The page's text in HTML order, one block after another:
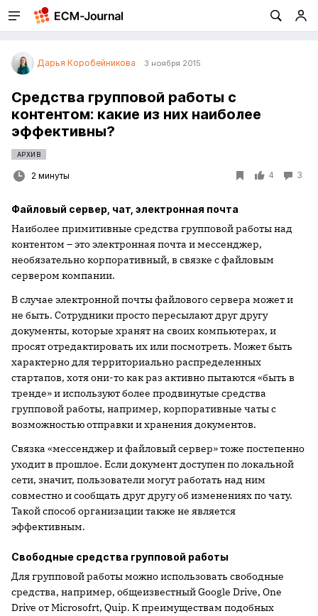
Дарья Коробейникова 3 ноября 2015
Средства групповой работы с
контентом: какие из них наиболее
эффективны?
АРХИВ
2 минуты 4 3
Файловый сервер, чат, электронная почта
Наиболее примитивные средства групповой работы над
контентом – это электронная почта и мессенджер,
необязательно корпоративный, в связке с файловым
сервером компании.
В случае электронной почты файлового сервера может и
не быть. Сотрудники просто пересылают друг другу
документы, которые хранят на своих компьютерах, и
просят отредактировать их или посмотреть. Может быть
характерно для территориально распределенных
стартапов, хотя они-то как раз активно пытаются «быть в
тренде» и используют более продвинутые средства
групповой работы, например, корпоративные чаты с
возможностью отправки и хранения документов.
Связка «мессенджер и файловый сервер» тоже постепенно
уходит в прошлое. Если документ доступен по локальной
сети, значит, пользователи могут работать над ним
совместно и сообщать друг другу об изменениях по чату.
Такой способ организации также не является
эффективным.
Свободные средства групповой работы
Для групповой работы можно использовать свободные
средства, например, общеизвестный Google Drive, One
Drive от Microsofrt, Quip. К преимуществам подобных